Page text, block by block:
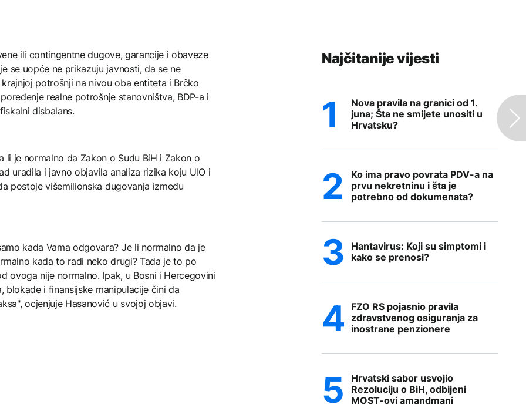
ili contingentne dugove, garancije i obaveze
se uopće ne prikazuju javnosti, da se ne
potrošnji na nivou oba entiteta i Brčko
realne potrošnje stanovništva, BDP-a i
disbalans.
je normalno da Zakon o Sudu BiH i Zakon o
uradila i javno objavila analiza rizika koju UIO i
postoje višemilionska dugovanja između
kada Vama odgovara? Je li normalno da je
kada to radi neko drugi? Tada je to po
ovoga nije normalno. Ipak, u Bosni i Hercegovini
i finansijske manipulacije čini da
ocjenjuje Hasanović u svojoj objavi.
Najčitanije vijesti
Nova pravila na granici od 1.
juna; Šta ne smijete unositi u
Hrvatsku?
Ko ima pravo povrata PDV-a na
prvu nekretninu i šta je
potrebno od dokumenata?
Hantavirus: Koji su simptomi i
kako se prenosi?
FZO RS pojasnio pravila
zdravstvenog osiguranja za
inostrane penzionere
Hrvatski sabor usvojio
Rezoluciju o BiH, odbijeni
MOST-ovi amandmani